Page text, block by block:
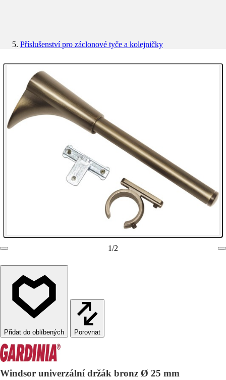
Příslušenství pro záclonové tyče a kolejničky
1/2
Porovnat
Windsor univerzální držák bronz Ø 25 mm